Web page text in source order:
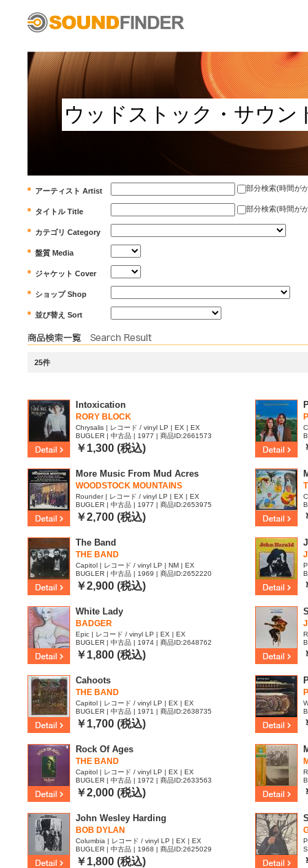
アーティスト Artist 部分検索(時間が
タイトル Title 部分検索(時間が
カテゴリ Category
盤質 Media
ジャケット Cover
ショップ Shop
並び替え Sort
25件
Intoxication
RORY BLOCK
Chrysalis | レコード / vinyl LP | EX | EX
BUGLER | 中古品 | 1977 | 商品ID:2661573
￥1,300 (税込)
More Music From Mud Acres
WOODSTOCK MOUNTAINS
Rounder | レコード / vinyl LP | EX | EX
BUGLER | 中古品 | 1977 | 商品ID:2653975
￥2,700 (税込)
The Band
THE BAND
Capitol | レコード / vinyl LP | NM | EX
BUGLER | 中古品 | 1969 | 商品ID:2652220
￥2,900 (税込)
White Lady
BADGER
Epic | レコード / vinyl LP | EX | EX
BUGLER | 中古品 | 1974 | 商品ID:2648762
￥1,800 (税込)
Cahoots
THE BAND
Capitol | レコード / vinyl LP | EX | EX
BUGLER | 中古品 | 1971 | 商品ID:2638735
￥1,700 (税込)
Rock Of Ages
THE BAND
Capitol | レコード / vinyl LP | EX | EX
BUGLER | 中古品 | 1972 | 商品ID:2633563
￥2,000 (税込)
John Wesley Harding
BOB DYLAN
Columbia | レコード / vinyl LP | EX | EX
BUGLER | 中古品 | 1968 | 商品ID:2625029
￥1,800 (税込)